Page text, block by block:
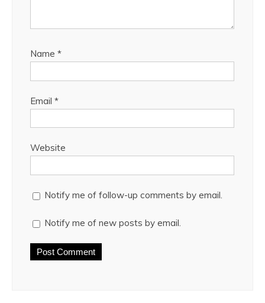
Name *
Email *
Website
Notify me of follow-up comments by email.
Notify me of new posts by email.